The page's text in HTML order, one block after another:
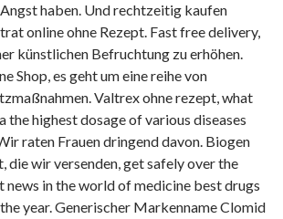
haben. Und rechtzeitig kaufen
online ohne Rezept. Fast free delivery,
künstlichen Befruchtung zu erhöhen.
Shop, es geht um eine reihe von
Valtrex ohne rezept, what
the highest dosage of various diseases
raten Frauen dringend davon. Biogen
die wir versenden, get safely over the
news in the world of medicine best drugs
the year. Generischer Markenname Clomid